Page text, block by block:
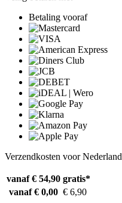
Betaling vooraf
Verzendkosten voor Nederland
vanaf € 54,90 gratis*
vanaf € 0,00 € 6,90